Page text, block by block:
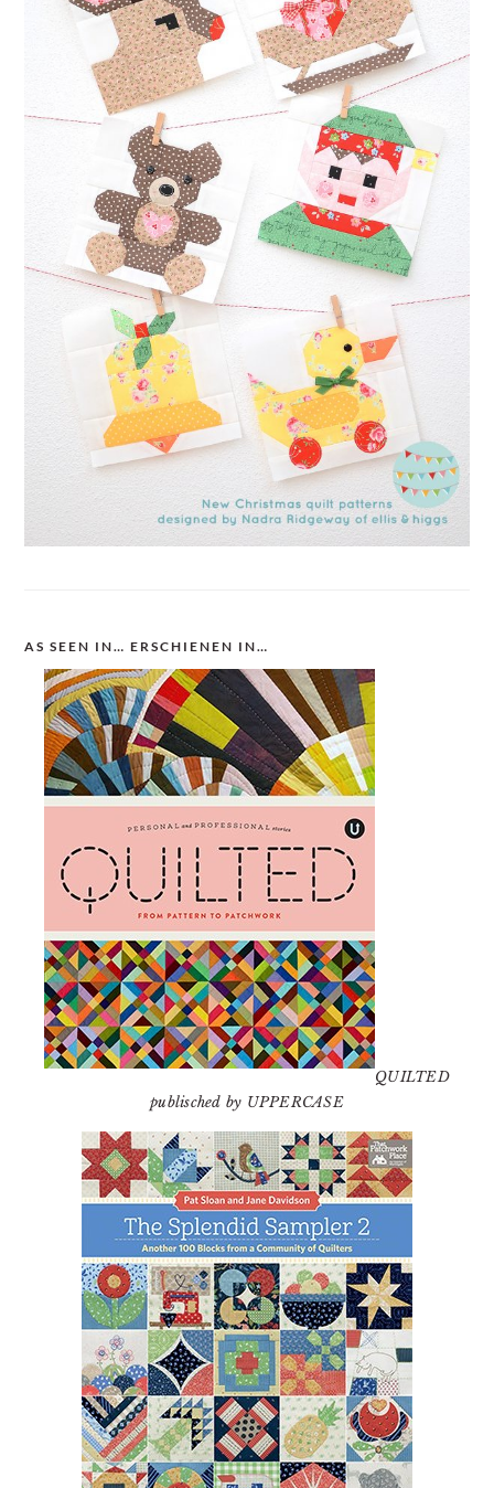
AS SEEN IN… ERSCHIENEN IN…
QUILTED
publisched by UPPERCASE